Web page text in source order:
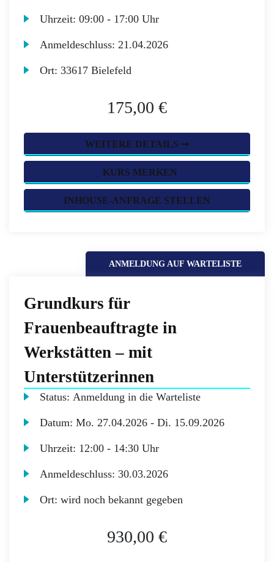
Uhrzeit:09:00 - 17:00 Uhr
Anmeldeschluss:21.04.2026
Ort:33617 Bielefeld
175,00 €
WEITERE DETAILS ➞
KURS MERKEN
INHOUSE-ANFRAGE STELLEN
ANMELDUNG AUF WARTELISTE
Grundkurs für
Frauenbeauftragte in
Werkstätten – mit
Unterstützerinnen
Status:Anmeldung in die Warteliste
Datum:Mo. 27.04.2026 -Di. 15.09.2026
Uhrzeit: 12:00 - 14:30 Uhr
Anmeldeschluss:30.03.2026
Ort:wird noch bekannt gegeben
930,00 €